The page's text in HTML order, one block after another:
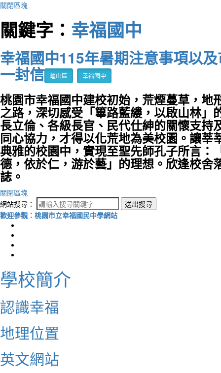
關閉區塊
關鍵字： 幸福國中
幸福國中115年暑期注意事項以
一封信 龜山區 幸福國中
桃園市幸福國中建校初始，荒煙蔓草，地
之路，深切感受「篳路藍縷，以啟山林」
長立倫、各級長官、民代仕紳的關懷支持
同心協力，才得以化荒地為美校園。讓莘
典雅的校園中，實現至聖先師孔子所言：
德，依於仁，游於藝」的理想。欣逢校舍
誌。
關閉區塊
網站搜尋：
送出搜尋
歡迎參觀：桃園市立幸福國民中學網站
學校簡介
認識幸福
地理位置
英文網站